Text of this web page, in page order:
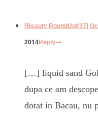
[Beauty RoundUp#37]
2014Reply
[…] liquid sand
dupa ce am
dotat in Bacau, nu